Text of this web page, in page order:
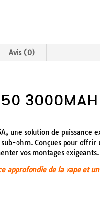
Avis (0)
3000MAH
une solution de puissance
ohm. Conçues pour
vos montages exigeants.
approfondie de la vape et